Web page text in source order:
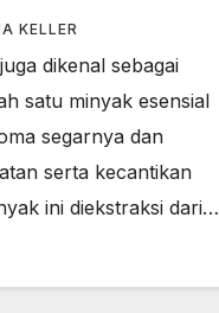
KELLER
dikenal sebagai
satu minyak esensial
segarnya dan
serta kecantikan
ini diekstraksi dari…